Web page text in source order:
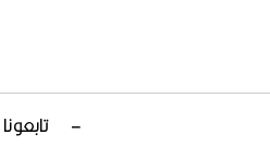
– تابعونا